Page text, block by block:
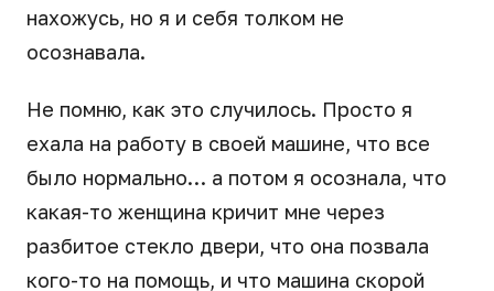
нахожусь, но я и себя толком не
осознавала.
Не помню, как это случилось. Просто я
ехала на работу в своей машине, что все
было нормально… а потом я осознала, что
какая-то женщина кричит мне через
разбитое стекло двери, что она позвала
кого-то на помощь, и что машина скорой